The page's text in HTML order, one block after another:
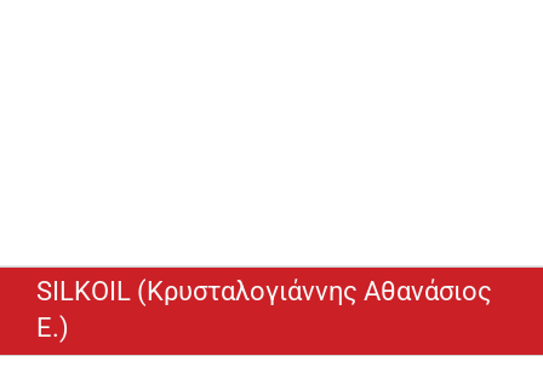
SILKOIL (Κρυσταλογιάννης Αθανάσιος
Ε.)